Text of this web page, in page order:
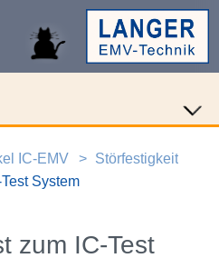
IC-EMV
Störfestigkeit
System
zum IC-Test